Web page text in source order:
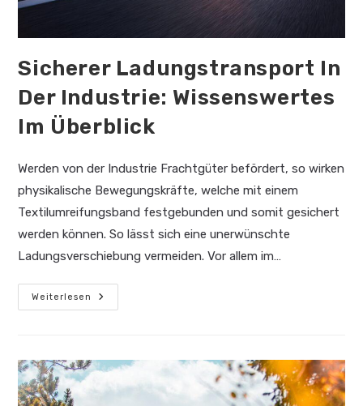
Sicherer Ladungstransport In
Der Industrie: Wissenswertes
Im Überblick
Werden von der Industrie Frachtgüter befördert, so wirken
physikalische Bewegungskräfte, welche mit einem
Textilumreifungsband festgebunden und somit gesichert
werden können. So lässt sich eine unerwünschte
Ladungsverschiebung vermeiden. Vor allem im…
Weiterlesen
Sicherer
Ladungstransport
Im
Überblick